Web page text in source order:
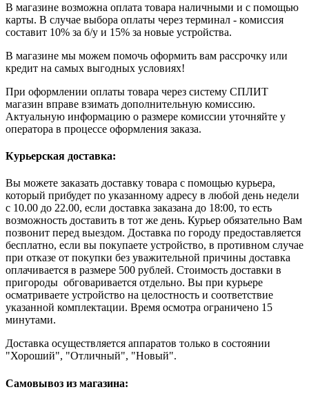
В магазине возможна оплата товара наличными и с помощью
карты. В случае выбора оплаты через терминал - комиссия
составит 10% за б/у и 15% за новые устройства.
В магазине мы можем помочь оформить вам рассрочку или
кредит на самых выгодных условиях!
При оформлении оплаты товара через систему СПЛИТ
магазин вправе взимать дополнительную комиссию.
Актуальную информацию о размере комиссии уточняйте у
оператора в процессе оформления заказа.
Курьерская доставка:
Вы можете заказать доставку товара с помощью курьера,
который прибудет по указанному адресу в любой день недели
с 10.00 до 22.00, если доставка заказана до 18:00, то есть
возможность доставить в тот же день. Курьер обязательно Вам
позвонит перед выездом. Доставка по городу предоставляется
бесплатно, если вы покупаете устройство, в противном случае
при отказе от покупки без уважительной причины доставка
оплачивается в размере 500 рублей. Стоимость доставки в
пригороды обговаривается отдельно. Вы при курьере
осматриваете устройство на целостность и соответствие
указанной комплектации. Время осмотра ограничено 15
минутами.
Доставка осуществляется аппаратов только в состоянии
"Хороший", "Отличный", "Новый".
Самовывоз из магазина: